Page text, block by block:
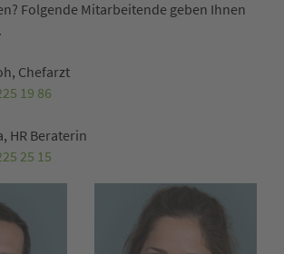
Folgende Mitarbeitende geben Ihnen
Chefarzt
19 86
HR Beraterin
25 15